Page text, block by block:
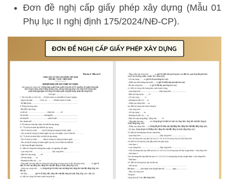
Đơn đề nghị cấp giấy phép xây dựng (Mẫu 01
Phụ lục II nghị định 175/2024/NĐ-CP).